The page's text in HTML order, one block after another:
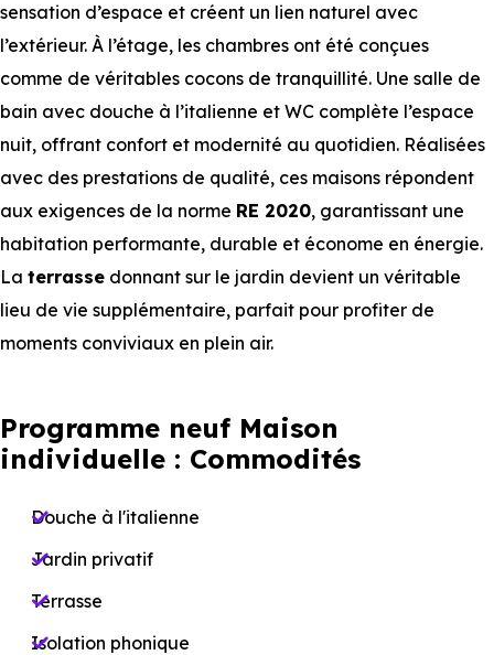
sensation d’espace et créent un lien naturel avec
l’extérieur. À l’étage, les chambres ont été conçues
comme de véritables cocons de tranquillité. Une salle de
bain avec douche à l’italienne et WC complète l’espace
nuit, offrant confort et modernité au quotidien. Réalisées
avec des prestations de qualité, ces maisons répondent
aux exigences de la norme RE 2020, garantissant une
habitation performante, durable et économe en énergie.
La terrasse donnant sur le jardin devient un véritable
lieu de vie supplémentaire, parfait pour profiter de
moments conviviaux en plein air.
Programme neuf Maison
individuelle : Commodités
Douche à l'italienne
Jardin privatif
Terrasse
Isolation phonique